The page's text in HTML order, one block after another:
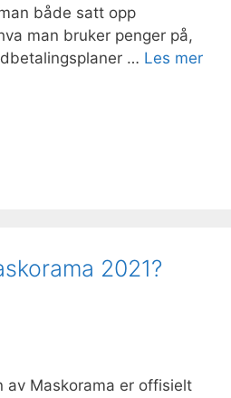
både satt opp
man bruker penger på,
… Les mer
2021?
av Maskorama er offisielt